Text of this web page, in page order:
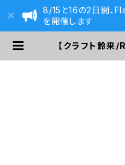
8/15と16の2日間、
を開催します
【クラフト鈴